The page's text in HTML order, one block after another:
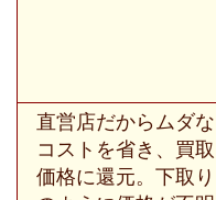
直営店だからムダな
コストを省き、買取
価格に還元。下取り